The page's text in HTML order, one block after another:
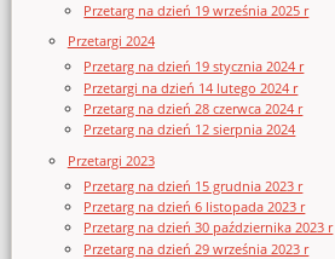
Przetarg na dzień 19 września 2025 r
Przetargi 2024
Przetarg na dzień 19 stycznia 2024 r
Przetargi na dzień 14 lutego 2024 r
Przetarg na dzień 28 czerwca 2024 r
Przetarg na dzień 12 sierpnia 2024
Przetargi 2023
Przetarg na dzień 15 grudnia 2023 r
Przetarg na dzień 6 listopada 2023 r
Przetarg na dzień 30 października 2023 r
Przetarg na dzień 29 września 2023 r